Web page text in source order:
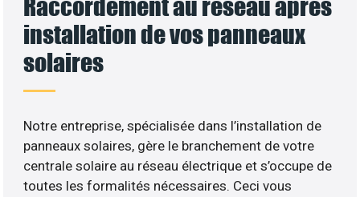
Raccordement au réseau après
installation de vos panneaux
solaires
Notre entreprise, spécialisée dans l’installation de
panneaux solaires, gère le branchement de votre
centrale solaire au réseau électrique et s’occupe de
toutes les formalités nécessaires. Ceci vous